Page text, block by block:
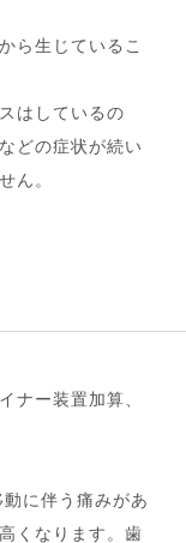
ら生じているこ
はしているの
どの症状が続い
ん。
ナー装置加算、
に伴う痛みがあ
くなります。歯